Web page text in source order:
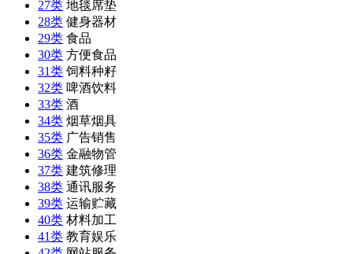
27类 地毯席垫
28类 健身器材
29类 食品
30类 方便食品
31类 饲料种籽
32类 啤酒饮料
33类 酒
34类 烟草烟具
35类 广告销售
36类 金融物管
37类 建筑修理
38类 通讯服务
39类 运输贮藏
40类 材料加工
41类 教育娱乐